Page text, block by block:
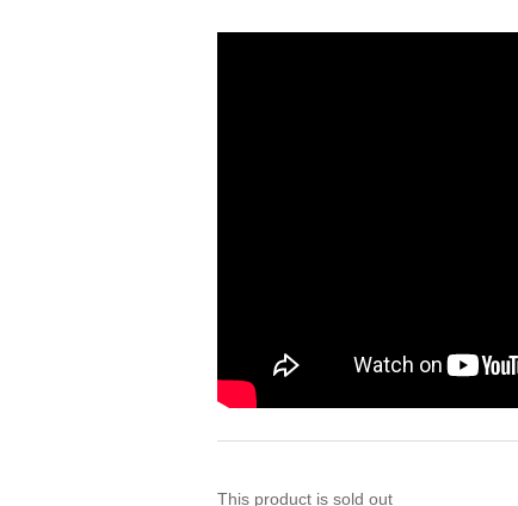
This product is sold out